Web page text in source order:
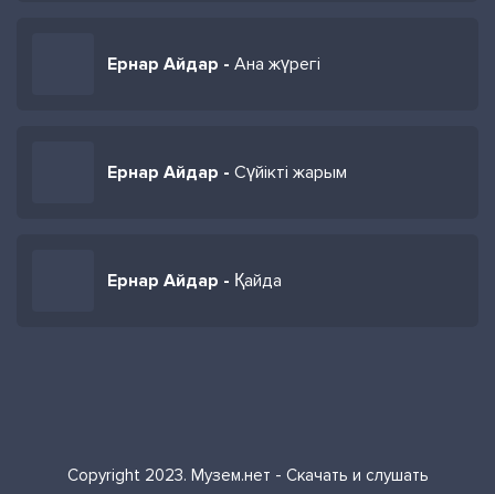
Ернар Айдар - Ана жүрегі
Ернар Айдар - Сүйікті жарым
Ернар Айдар - Қайда
Copyright 2023. Музем.нет - Скачать и слушать